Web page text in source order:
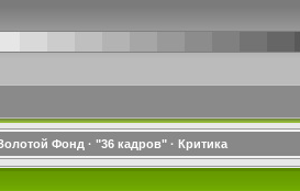
Фонд · "36 кадров"· Критика